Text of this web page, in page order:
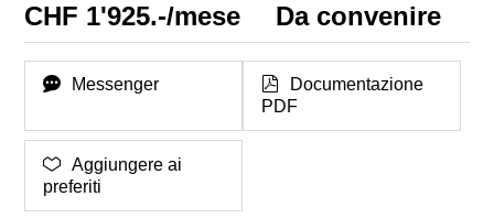
CHF 1'925.-/mese Da convenire
Messenger
Documentazione
PDF
Aggiungere ai
preferiti